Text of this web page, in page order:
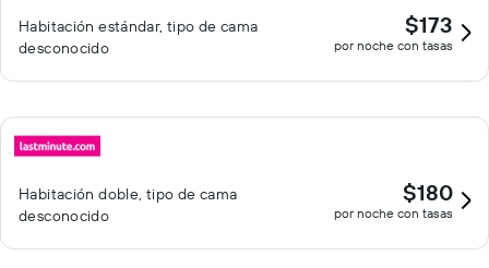
Habitación estándar, tipo de cama
desconocido
$173
por noche con tasas
Habitación doble, tipo de cama
desconocido
$180
por noche con tasas